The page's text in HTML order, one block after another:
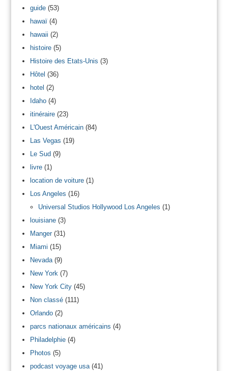
guide(53)
hawaï(4)
hawaii (2)
histoire(5)
Histoire des Etats-Unis (3)
Hôtel (36)
hotel (2)
Idaho(4)
itinéraire(23)
L'Ouest Américain(84)
Las Vegas (19)
Le Sud(9)
livre(1)
location de voiture(1)
Los Angeles (16)
Universal Studios Hollywood Los Angeles (1)
louisiane(3)
Manger(31)
Miami (15)
Nevada(9)
New York (7)
New York City(45)
Non classé(111)
Orlando(2)
parcs nationaux américains (4)
Philadelphie(4)
Photos (5)
podcast voyage usa(41)